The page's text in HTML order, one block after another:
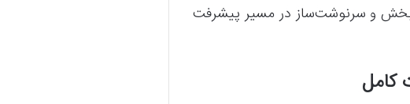
و سرنوشت‌ساز در مسیر پیشرفت